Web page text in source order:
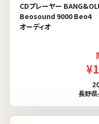
CDプレーヤー
Beosound 9000 Beo4
オーディオ
長野